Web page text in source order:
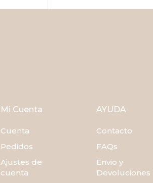
Mi Cuenta
Cuenta
Pedidos
Ajustes de
cuenta
AYUDA
Contacto
FAQs
Envio y
Devoluciones